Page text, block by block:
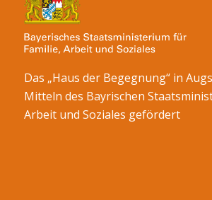
Das „Haus der Begegnung“ in
Mitteln des Bayrischen
Arbeit und Soziales gefördert